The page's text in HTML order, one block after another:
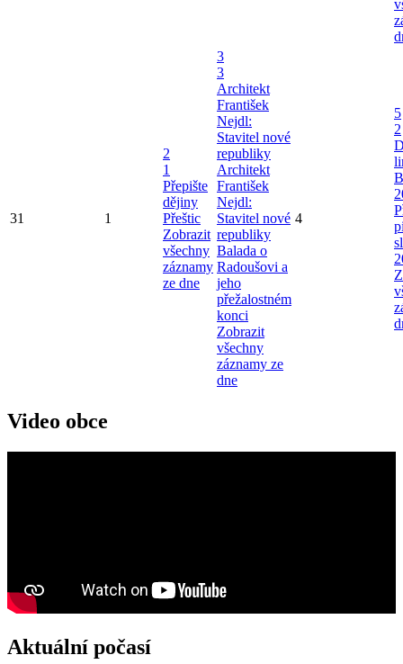
31 1
2
1
Přepište
dějiny
Přeštic
Zobrazit
všechny
záznamy
ze dne
3
3
Architekt
František
Nejdl:
Stavitel nové
republiky
Architekt
František
Nejdl:
Stavitel nové
republiky
Balada o
Radoušovi a
jeho
přežalostném
konci
Zobrazit
všechny
záznamy ze
dne
4
5
2
Video obce
Aktuální počasí